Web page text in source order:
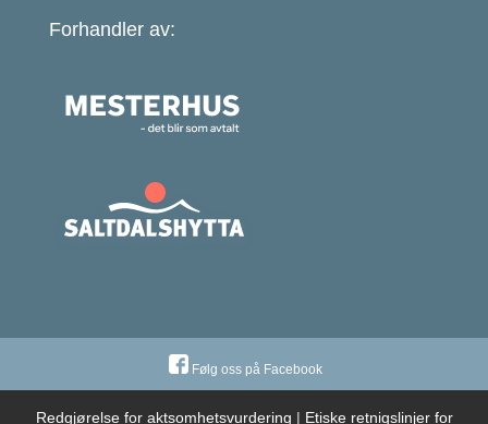
Forhandler av:
Følg oss på Facebook
Redgjørelse for aktsomhetsvurdering | Etiske retnigslinjer for